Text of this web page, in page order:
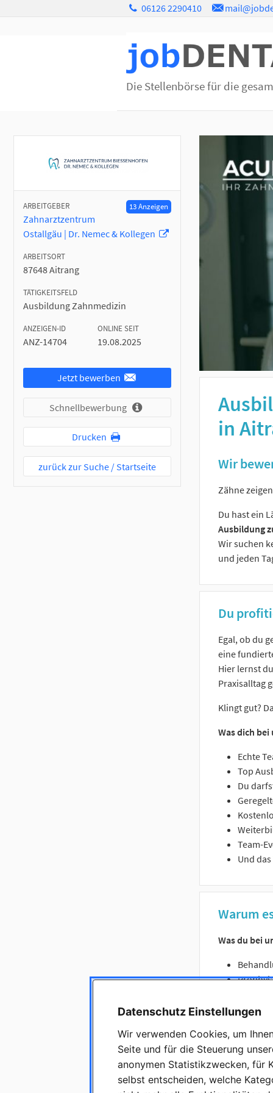
06126 2290410
Die Stellenbörse für die
ARBEITGEBER 13 Anzeigen
Zahnarztzentrum
Ostallgäu | Dr. Nemec & Kollegen
ARBEITSORT
87648Aitrang
TÄTIGKEITSFELD
Ausbildung Zahnmedizin
ANZEIGEN-ID
ANZ-14704
ONLINE SEIT
19.08.2025
Jetzt bewerben
Schnellbewerbung
Drucken
zurück zur Suche / Startseite
in
Wir
Zähne
Du hast ein
Ausbildung
Wir suchen
und jeden
Du
Egal, ob du
eine
Hier lernst
Praxisalltag
Klingt gut?
Was dich
Echte
Top
Du
Team-
Und
Warum
Was du bei
Praxis-
Recht &
Datenschutz Einstellungen
Wir verwenden Cookies, um
Seite und für die Steuerung
anonymen Statistikzwecken, für
selbst entscheiden, welche